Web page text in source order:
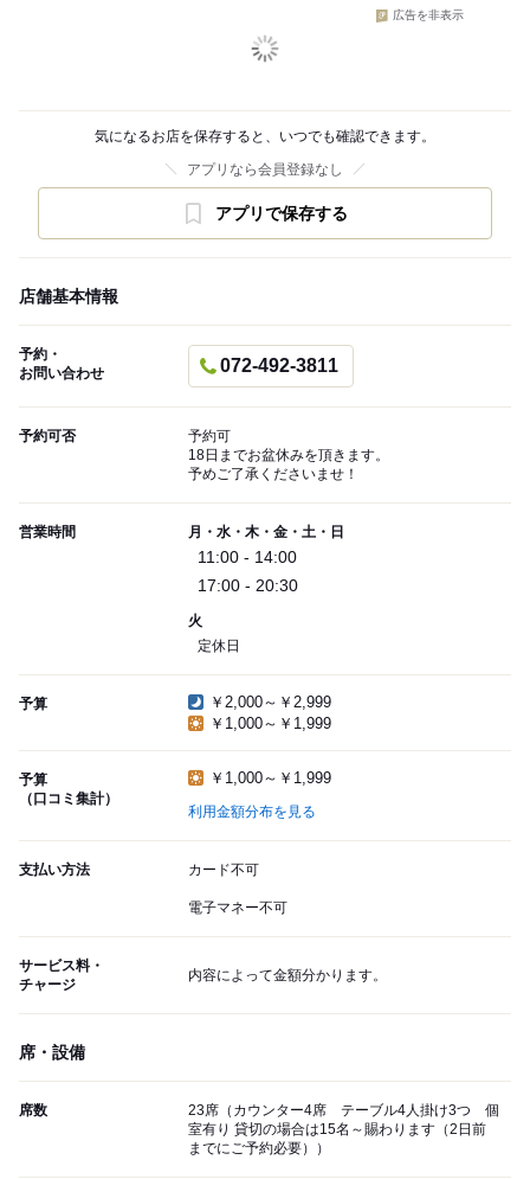
広告を非表示
気になるお店を保存すると、いつでも確認できます。
アプリなら会員登録なし
アプリで保存する
店舗基本情報
予約・
お問い合わせ
072-492-3811
予約可否
予約可
18日までお盆休みを頂きます。
予めご了承くださいませ！
営業時間 月・水・木・金・土・日
11:00 - 14:00
17:00 - 20:30
火
定休日
予算
￥2,000～￥2,999
￥1,000～￥1,999
予算
（口コミ集計）
￥1,000～￥1,999
利用金額分布を見る
支払い方法 カード不可
電子マネー不可
サービス料・
チャージ
内容によって金額分かります。
席・設備
席数
23席（カウンター4席 テーブル4人掛け3つ 個
室有り 貸切の場合は15名～賜わります（2日前
までにご予約必要））